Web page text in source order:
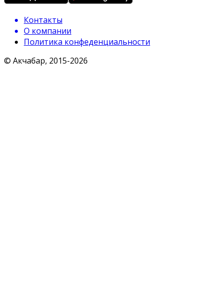
Контакты
О компании
Политика конфеденциальности
© Акчабар, 2015-2026